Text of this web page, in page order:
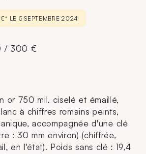
LE 5 SEPTEMBRE 2024
/ 300 €
or 750 mil. ciselé et émaillé,
à chiffres romains peints,
accompagnée d'une clé
: 30 mm environ) (chiffrée,
en l'état). Poids sans clé : 19,4